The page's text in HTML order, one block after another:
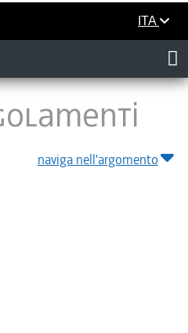
ITA
naviga nell'argomento